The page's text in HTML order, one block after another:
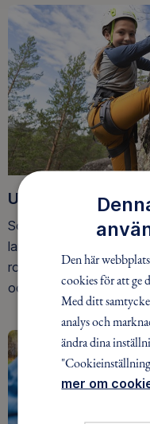
Upptäck nya
Som medlem har du
landet. Våra ideella
roliga och trygga
och på fjället.
Den här
cookies för att ge
Med ditt
analys och
ändra dina
mer om